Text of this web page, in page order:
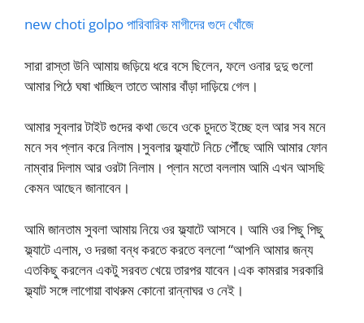
new choti golpo পারিবারিক মাগীদের গুদে খোঁজে
সারা রাস্তা উনি আমায় জড়িয়ে ধরে বসে ছিলেন, ফলে ওনার দুদু গুলো
আমার পিঠে ঘষা খাচ্ছিল তাতে আমার বাঁড়া দাড়িয়ে গেল।
আমার সূবলার টাইট গুদের কথা ভেবে ওকে চুদতে ইচ্ছে হল আর সব মনে
মনে সব প্লান করে নিলাম।সুবলার ফ্ল্যাটে নিচে পৌঁছে আমি আমার ফোন
নাম্বার দিলাম আর ওরটা নিলাম। প্লান মতো বললাম আমি এখন আসছি
কেমন আছেন জানাবেন।
আমি জানতাম সুবলা আমায় নিয়ে ওর ফ্ল্যাটে আসবে। আমি ওর পিছু পিছু
ফ্ল্যাটে এলাম, ও দরজা বন্ধ করতে করতে বললো “আপনি আমার জন্য
এতকিছু করলেন একটু সরবত খেয়ে তারপর যাবেন।এক কামরার সরকারি
ফ্ল্যাট সঙ্গে লাগোয়া বাথরুম কোনো রান্নাঘর ও নেই।